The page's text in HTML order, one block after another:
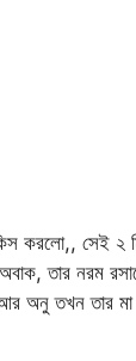
করলো,, সেই ২
তার নরম
অনু তখন তার